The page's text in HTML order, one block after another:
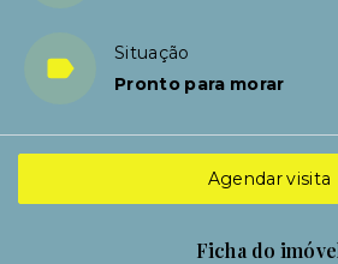
Situação
Pronto para morar
Agendar visita
Ficha do